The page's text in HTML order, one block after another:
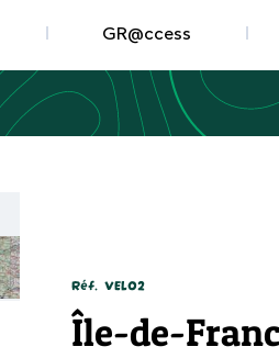
GR@ccess
Réf. VEL02
Île-de-